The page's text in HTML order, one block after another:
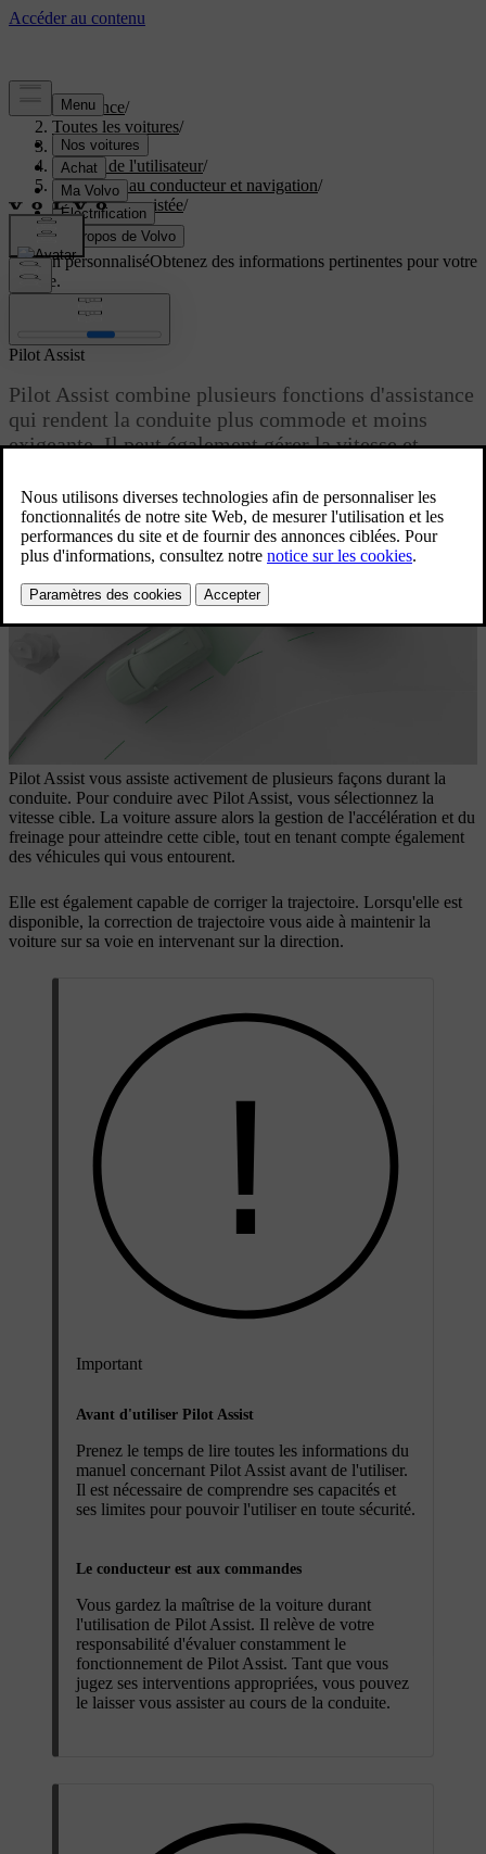
Assistance/
Toutes les voitures/
EC40 2027/
Manuel de l'utilisateur/
Assistance au conducteur et navigation/
Conduite assistée/
Pilot Assist
Soutien personnaliséObtenez des informations pertinentes pour votre
voiture.
Connexion
Mis à jour 04/04/2025
Pilot Assist
Pilot Assist combine plusieurs fonctions d'assistance
qui rendent la conduite plus commode et moins
exigeante. Il peut également gérer la vitesse et
situations.
Pilot Assist vous assiste activement de plusieurs façons durant la
conduite. Pour conduire avec Pilot Assist, vous sélectionnez la
vitesse cible. La voiture assure alors la gestion de l'accélération et du
freinage pour atteindre cette cible, tout en tenant compte également
des véhicules qui vous entourent.
Elle est également capable de corriger la trajectoire. Lorsqu'elle est
disponible, la correction de trajectoire vous aide à maintenir la
voiture sur sa voie en intervenant sur la direction.
Important
Avant d'utiliser Pilot Assist
Prenez le temps de lire toutes les informations du
manuel concernant Pilot Assist avant de l'utiliser.
Il est nécessaire de comprendre ses capacités et
ses limites pour pouvoir l'utiliser en toute sécurité.
Le conducteur est aux commandes
Vous gardez la maîtrise de la voiture durant
l'utilisation de Pilot Assist. Il relève de votre
responsabilité d'évaluer constamment le
fonctionnement de Pilot Assist. Tant que vous
jugez ses interventions appropriées, vous pouvez
le laisser vous assister au cours de la conduite.